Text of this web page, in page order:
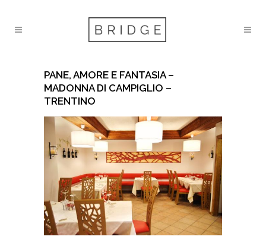
PANE, AMORE E FANTASIA –
MADONNA DI CAMPIGLIO –
TRENTINO